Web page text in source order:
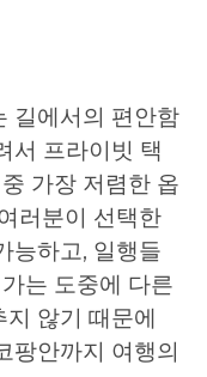
길에서의 편안함
서 프라이빗 택
가장 저렴한 옵
러분이 선택한
능하고, 일행들
는 도중에 다른
않기 때문에
팡안까지 여행의